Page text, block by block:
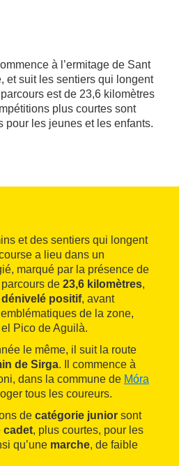
à l’ermitage de Sant
et suit les sentiers qui longent
est de 23,6 kilomètres
plus courtes sont
pour les jeunes et les enfants.
et des sentiers qui longent
a lieu dans un
marqué par la présence de
parcours de 23,6 kilomètres,
dénivelé positif, avant
de la zone,
Pico de Aguilà.
le même, il suit la route
de Sirga. Il commence à
dans la commune de Móra
tous les coureurs.
de catégorie junior sont
cadet, plus courtes, pour les
qu’une marche, de faible